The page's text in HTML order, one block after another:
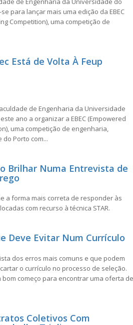
para lançar mais uma edição da EBEC
Competition), uma competição de
Está de Volta À Feup
de Engenharia da Universidade
ano a organizar a EBEC (Empowered
uma competição de engenharia,
Porto com...
Brilhar Numa Entrevista de
a forma mais correta de responder às
com recurso à técnica STAR.
Deve Evitar Num Currículo
dos erros mais comuns e que podem
o currículo no processo de seleção.
bom começo para encontrar uma oferta de
Coletivos Com